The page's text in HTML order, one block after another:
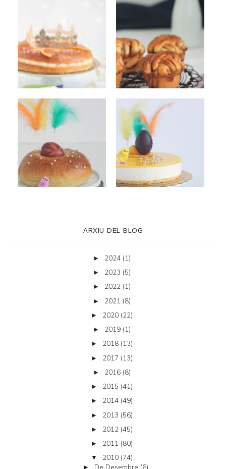
ARXIU DEL BLOG
► 2024 (1)
► 2023 (5)
► 2022 (1)
► 2021 (8)
► 2020 (22)
► 2019 (1)
► 2018 (13)
► 2017 (13)
► 2016 (8)
► 2015 (41)
► 2014 (49)
► 2013 (56)
► 2012 (45)
► 2011 (80)
▼ 2010 (74)
► De Desembre (6)